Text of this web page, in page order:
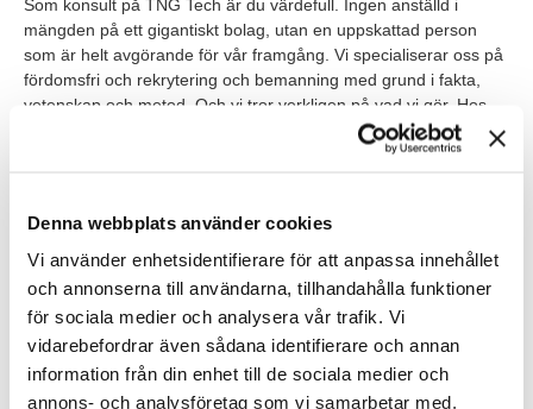
Denna webbplats använder cookies
Vi använder enhetsidentifierare för att anpassa innehållet
och annonserna till användarna, tillhandahålla funktioner
för sociala medier och analysera vår trafik. Vi
vidarebefordrar även sådana identifierare och annan
information från din enhet till de sociala medier och
annons- och analysföretag som vi samarbetar med.
Som konsult på TNG Tech är du värdefull. Ingen anställd i
mängden på ett gigantiskt bolag, utan en uppskattad person
som är helt avgörande för vår framgång. Vi specialiserar oss på
fördomsfri och rekrytering och bemanning med grund i fakta,
vetenskap och metod. Och vi tror verkligen på vad vi gör. Hos
oss är det din kompetens, motivation och potential som spelar
du har – din kompetens. Rent praktiskt innebär konsultjobbet att
du är anställd av oss (men vill du hellre arbeta som
underkonsult så går det också bra), och har din arbetsplats hos
Våra förväntningar
Vi söker dig som har en akademisk ingenjörsexamen inom el,